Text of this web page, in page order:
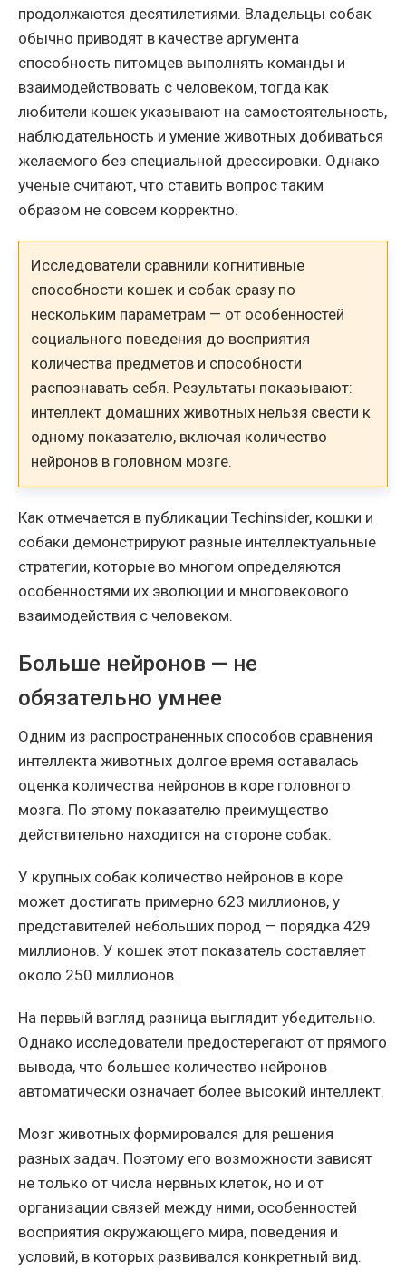
продолжаются десятилетиями. Владельцы собак
обычно приводят в качестве аргумента
способность питомцев выполнять команды и
взаимодействовать с человеком, тогда как
любители кошек указывают на самостоятельность,
наблюдательность и умение животных добиваться
желаемого без специальной дрессировки. Однако
ученые считают, что ставить вопрос таким
образом не совсем корректно.
Исследователи сравнили когнитивные
способности кошек и собак сразу по
нескольким параметрам — от особенностей
социального поведения до восприятия
количества предметов и способности
распознавать себя. Результаты показывают:
интеллект домашних животных нельзя свести к
одному показателю, включая количество
нейронов в головном мозге.
Как отмечается в публикации Techinsider, кошки и
собаки демонстрируют разные интеллектуальные
стратегии, которые во многом определяются
особенностями их эволюции и многовекового
взаимодействия с человеком.
Больше нейронов — не
обязательно умнее
Одним из распространенных способов сравнения
интеллекта животных долгое время оставалась
оценка количества нейронов в коре головного
мозга. По этому показателю преимущество
действительно находится на стороне собак.
У крупных собак количество нейронов в коре
может достигать примерно 623 миллионов, у
представителей небольших пород — порядка 429
миллионов. У кошек этот показатель составляет
около 250 миллионов.
На первый взгляд разница выглядит убедительно.
Однако исследователи предостерегают от прямого
вывода, что большее количество нейронов
автоматически означает более высокий интеллект.
Мозг животных формировался для решения
разных задач. Поэтому его возможности зависят
не только от числа нервных клеток, но и от
организации связей между ними, особенностей
восприятия окружающего мира, поведения и
условий, в которых развивался конкретный вид.